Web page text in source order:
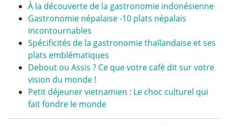
À la découverte de la gastronomie indonésienne
Gastronomie népalaise -10 plats népalais
incontournables
Spécificités de la gastronomie thaïlandaise et ses
plats emblématiques
Debout ou Assis ? Ce que votre café dit sur votre
vision du monde !
Petit déjeuner vietnamien : Le choc culturel qui
fait fondre le monde